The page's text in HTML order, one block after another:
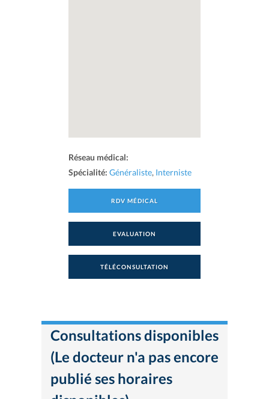
Réseau médical:
Spécialité: Généraliste, Interniste
RDV MÉDICAL
EVALUATION
TÉLÉCONSULTATION
Consultations disponibles
(Le docteur n'a pas encore
publié ses horaires